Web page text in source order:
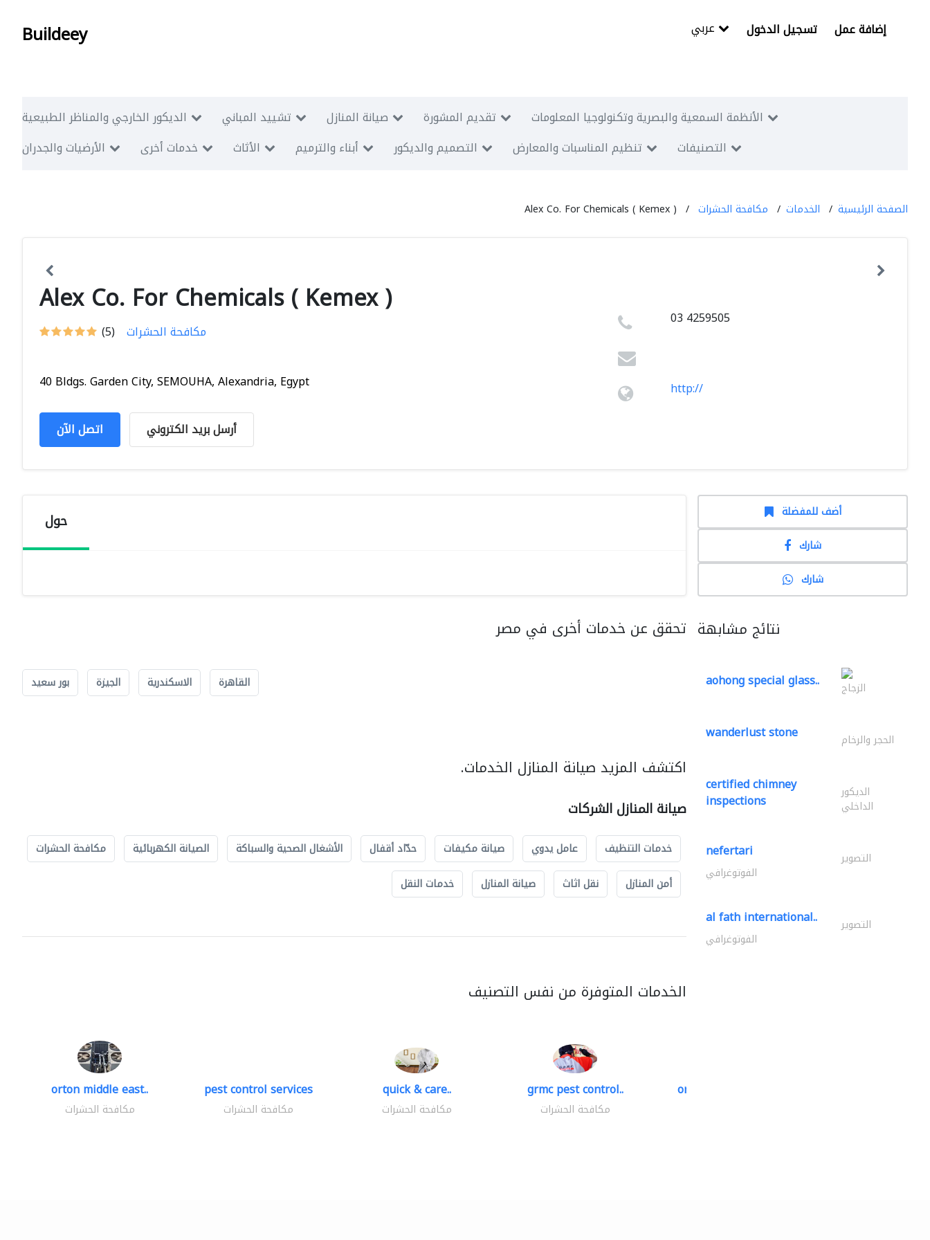
Buildeey تسجيل الدخول إضافة عمل
الديكور الخارجي والمناظر الطبيعية تشييد المباني صيانة المنازل تقديم المشورة
الأنظمة السمعية والبصرية وتكنولوجيا المعلومات
الأرضيات والجدران
خدمات أخرى الأثاث أبناء والترميم التصميم والديكور تنظيم المناسبات والمعارض التصنيفات
الصفحة الرئيسية الخدمات مكافحة الحشرات Alex Co. For Chemicals ( Kemex )
Alex Co. For Chemicals ( Kemex )
(5) مكافحة الحشرات
40 Bldgs. Garden City, SEMOUHA, Alexandria, Egypt
اتصل الآن أرسل بريد الكتروني
03 4259505
http://
حول
تحقق عن خدمات أخرى في مصر
القاهرة الاسكندرية الجيزة بور سعيد
اكتشف المزيد صيانة المنازل الخدمات.
صيانة المنازل الشركات
خدمات التنظيف عامل يدوي صيانة مكيفات حدّاد أقفال الأشغال الصحية والسباكة الصيانة الكهربائية
مكافحة الحشرات
أمن المنازل
نقل اثاث صيانة المنازل خدمات النقل
الخدمات المتوفرة من نفس التصنيف
orton middle east..
مكافحة الحشرات
pest control services
مكافحة الحشرات
quick & care..
مكافحة الحشرات
grmc pest control..
مكافحة الحشرات
oriental pest control..
أضف للمفضلة
شارك
شارك
نتائج مشابهة
aohong special glass.. الزجاج
wanderlust stone الحجر والرخام
certified chimney
inspections الديكور
الداخلي
nefertari التصوير
الفوتوغرافي
al fath international.. التصوير
الفوتوغرافي